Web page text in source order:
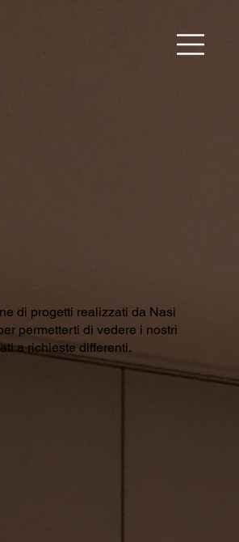
di progetti realizzati da Nasi
permetterti di vedere i nostri
a richieste differenti.